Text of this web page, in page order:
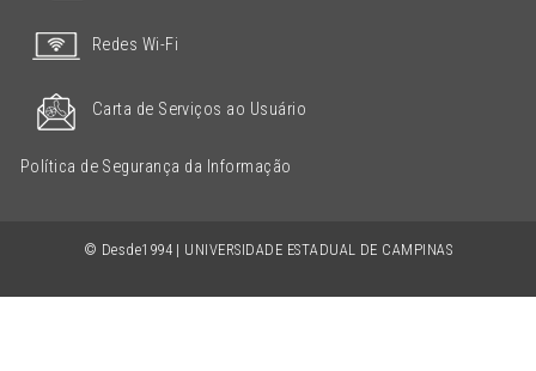
© Desde1994 | UNIVERSIDADE ESTADUAL DE CAMPINAS
Redes Wi-Fi
Carta de Serviços ao Usuário
Política de Segurança da Informação